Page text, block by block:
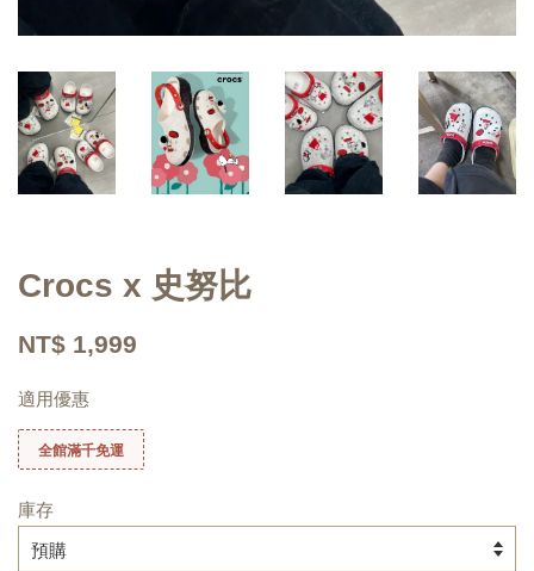
Crocs x 史努比
NT$ 1,999
適用優惠
全館滿千免運
庫存